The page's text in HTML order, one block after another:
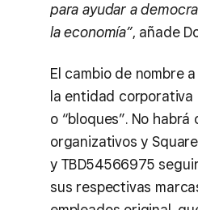
para ayudar a
la economía”, añade
El cambio de nombre
la entidad corporativa
o “bloques”. No habrá
organizativos y
y TBD54566975
sus respectivas